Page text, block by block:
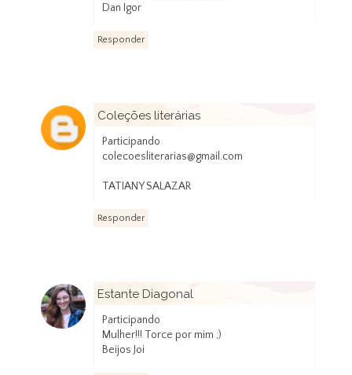
Dan Igor
Responder
Coleções literárias
Participando
colecoesliterarias@gmail.com
TATIANY SALAZAR
Responder
Estante Diagonal
Participando
Mulher!!! Torce por mim ;)
Beijos Joi